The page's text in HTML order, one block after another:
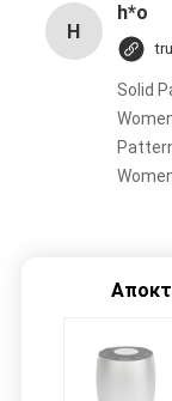
H
h*o
Solid